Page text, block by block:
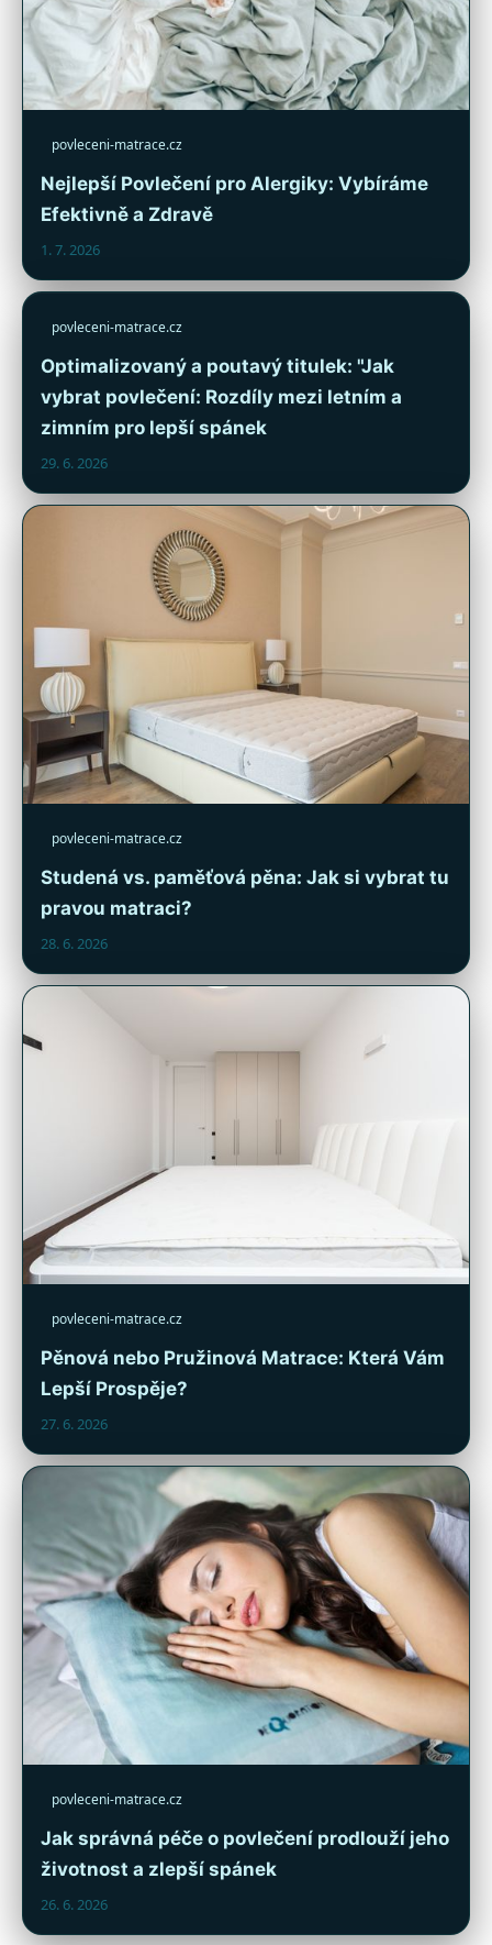
povleceni-matrace.cz
Nejlepší Povlečení pro Alergiky: Vybíráme
Efektivně a Zdravě
1. 7. 2026
povleceni-matrace.cz
Optimalizovaný a poutavý titulek: "Jak
vybrat povlečení: Rozdíly mezi letním a
zimním pro lepší spánek
29. 6. 2026
povleceni-matrace.cz
Studená vs. paměťová pěna: Jak si vybrat tu
pravou matraci?
28. 6. 2026
povleceni-matrace.cz
Pěnová nebo Pružinová Matrace: Která Vám
Lepší Prospěje?
27. 6. 2026
povleceni-matrace.cz
Jak správná péče o povlečení prodlouží jeho
životnost a zlepší spánek
26. 6. 2026